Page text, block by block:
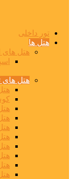
تور داخلی
هتل ها
هتل های
هتل های